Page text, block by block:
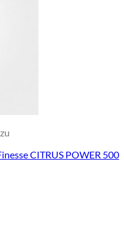
CITRUS POWER 500